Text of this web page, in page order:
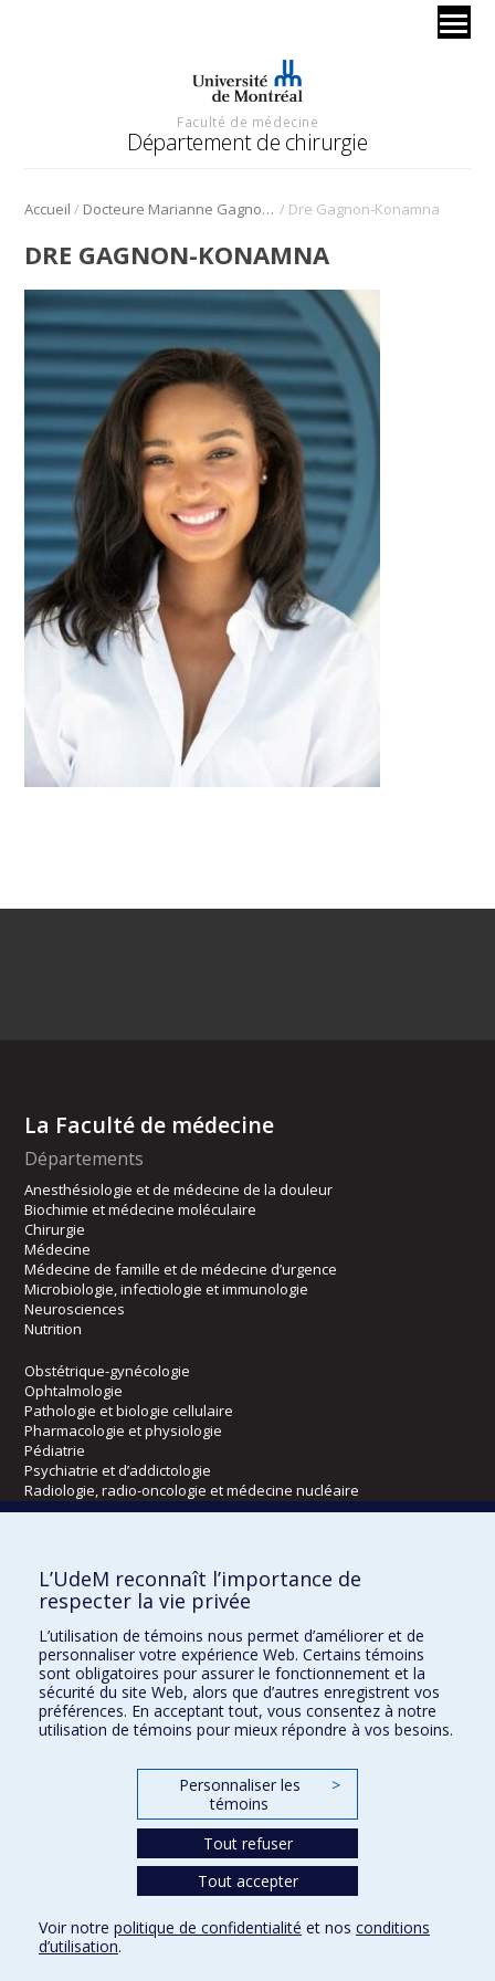
Faculté de médecine
Département de chirurgie
Accueil / Docteure Marianne Gagnon-Konamna / Dre Gagnon-Konamna
DRE GAGNON-KONAMNA
La Faculté de médecine
Départements
Anesthésiologie et de médecine de la douleur
Biochimie et médecine moléculaire
Chirurgie
Médecine
Médecine de famille et de médecine d’urgence
Microbiologie, infectiologie et immunologie
Neurosciences
Nutrition
Obstétrique-gynécologie
Ophtalmologie
Pathologie et biologie cellulaire
Pharmacologie et physiologie
Pédiatrie
Psychiatrie et d’addictologie
Radiologie, radio-oncologie et médecine nucléaire
Kinésiologie et des sciences de l’activité physique
Orthophonie et audiologie
Réadaptation
Directions
DPC
CPASS
L’UdeM reconnaît l’importance de
respecter la vie privée
L’utilisation de témoins nous permet d’améliorer et de
personnaliser votre expérience Web. Certains témoins
sont obligatoires pour assurer le fonctionnement et la
sécurité du site Web, alors que d’autres enregistrent vos
préférences. En acceptant tout, vous consentez à notre
utilisation de témoins pour mieux répondre à vos besoins.
Personnaliser les
témoins
>
Tout refuser
Tout accepter
Voir notre politique de confidentialité et nos conditions
d’utilisation.